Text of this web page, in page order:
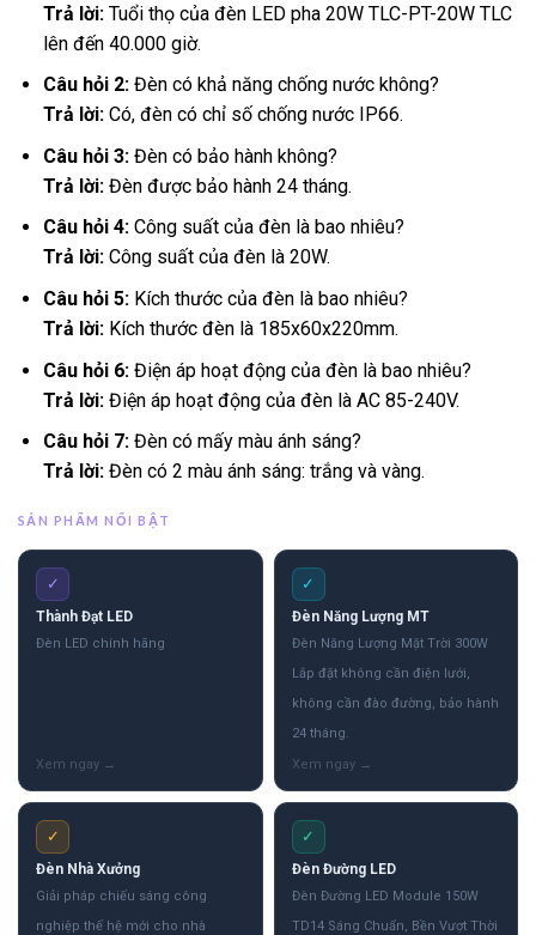
Trả lời:Tuổi thọ của đèn LED pha 20W TLC-PT-20W TLC
lên đến 40.000 giờ.
Câu hỏi 2:Đèn có khả năng chống nước không?
Trả lời:Có, đèn có chỉ số chống nước IP66.
Câu hỏi 3:Đèn có bảo hành không?
Trả lời:Đèn được bảo hành 24 tháng.
Câu hỏi 4:Công suất của đèn là bao nhiêu?
Trả lời:Công suất của đèn là 20W.
Câu hỏi 5:Kích thước của đèn là bao nhiêu?
Trả lời:Kích thước đèn là 185x60x220mm.
Câu hỏi 6:Điện áp hoạt động của đèn là bao nhiêu?
Trả lời:Điện áp hoạt động của đèn là AC 85-240V.
Câu hỏi 7:Đèn có mấy màu ánh sáng?
Trả lời:Đèn có 2 màu ánh sáng: trắng và vàng.
SẢN PHẨM NỔI BẬT
✓
Thành Đạt LED
Đèn LED chính hãng
✓
Đèn Năng Lượng MT
Đèn Năng Lượng Mặt Trời 300W
Lắp đặt không cần điện lưới,
không cần đào đường, bảo hành
24 tháng.
✓
Đèn Nhà Xưởng
Giải pháp chiếu sáng công
nghiệp thế hệ mới cho nhà
✓
Đèn Đường LED
Đèn Đường LED Module 150W
TD14 Sáng Chuẩn, Bền Vượt Thời